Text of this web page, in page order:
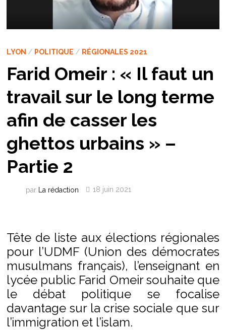
LYON / POLITIQUE / RÉGIONALES 2021
Farid Omeir : « Il faut un
travail sur le long terme
afin de casser les
ghettos urbains » –
Partie 2
par La rédaction 18 juin 2021
Tête de liste aux élections régionales
pour l’UDMF (Union des démocrates
musulmans français), l’enseignant en
lycée public Farid Omeir souhaite que
le débat politique se focalise
davantage sur la crise sociale que sur
l’immigration et l’islam.